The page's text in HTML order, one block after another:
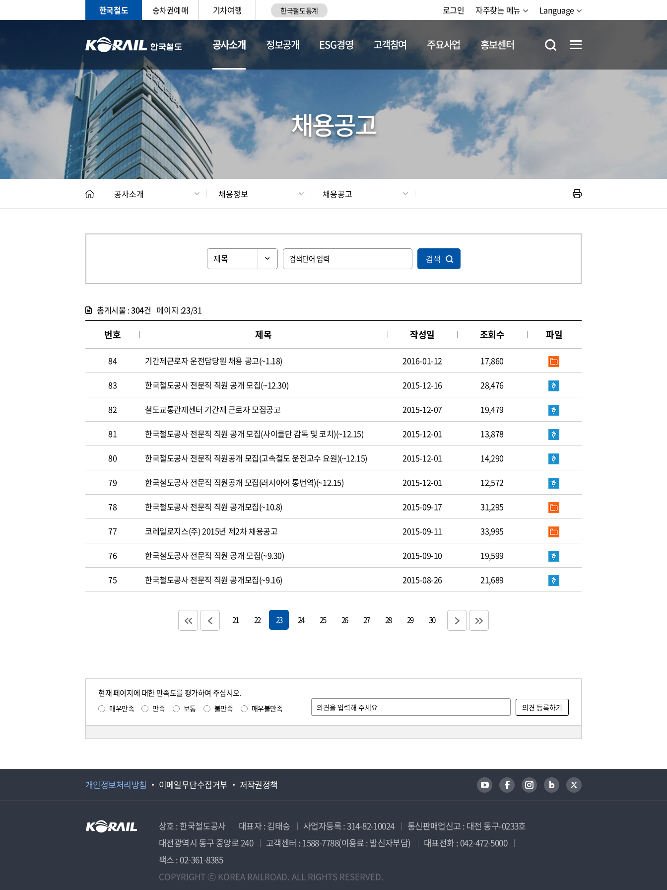
한국철도 승차권예매 기차여행 한국철도통계 로그인 자주찾는 메뉴 Language
공사소개
CEO 일반현황 채용정보
정보공개 ESG경영 고객참여 주요사업 홍보센터
채용공고
공사소개 채용정보 채용공고
검색
총게시물 :304건 페이지 :23/31
번호 제목 작성일 조회수 파일
84 기간제근로자 운전담당원 채용 공고(~1.18) 2016-01-12 17,860
83 한국철도공사 전문직 직원 공개 모집(~12.30) 2015-12-16 28,476
82 철도교통관제센터 기간제 근로자 모집공고 2015-12-07 19,479
81 한국철도공사 전문직 직원 공개 모집(사이클단 감독 및 코치)(~12.15) 2015-12-01 13,878
80 한국철도공사 전문직 직원공개 모집(고속철도 운전교수 요원)(~12.15) 2015-12-01 14,290
79 한국철도공사 전문직 직원공개 모집(러시아어 통번역)(~12.15) 2015-12-01 12,572
78 한국철도공사 전문직 직원 공개모집(~10.8) 2015-09-17 31,295
77 코레일로지스(주) 2015년 제2차 채용공고 2015-09-11 33,995
76 한국철도공사 전문직 직원 공개 모집(~9.30) 2015-09-10 19,599
75 한국철도공사 전문직 직원 공개모집(~9.16) 2015-08-26 21,689
21 22 23 24 25 26 27 28 29 30
현재 페이지에 대한 만족도를 평가하여 주십시오.
매우만족 만족 보통 불만족 매우불만족
개인정보처리방침 이메일무단수집거부 저작권정책
상호 : 한국철도공사 대표자 : 김태승 사업자등록 : 314-82-10024
통신판매업신고 : 대전 동구-0233호
대전광역시 동구 중앙로 240
고객센터 : 1588-7788(이용료 : 발신자부담)
대표전화 : 042-472-5000
팩스 : 02-361-8385
COPYRIGHT ⓒ KOREA RAILROAD. ALL RIGHTS RESERVED.